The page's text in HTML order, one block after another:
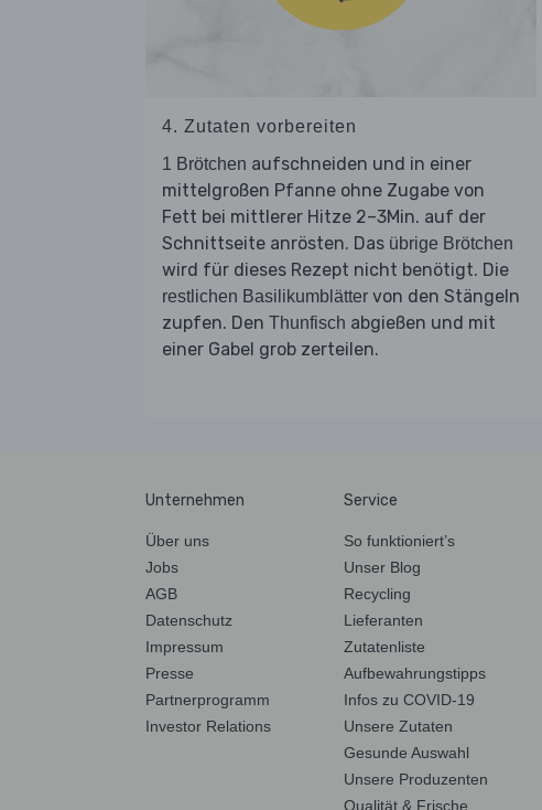
4. Zutaten vorbereiten
1 Brötchen aufschneiden und in einer
mittelgroßen Pfanne ohne Zugabe von
Fett bei mittlerer Hitze 2–3Min. auf der
Schnittseite anrösten. Das übrige Brötchen
wird für dieses Rezept nicht benötigt. Die
restlichen Basilikumblätter von den Stängeln
zupfen. Den Thunfisch abgießen und mit
einer Gabel grob zerteilen.
Unternehmen
Über uns
Jobs
AGB
Datenschutz
Impressum
Presse
Partnerprogramm
Investor Relations
Service
So funktioniert’s
Unser Blog
Recycling
Lieferanten
Zutatenliste
Aufbewahrungstipps
Infos zu COVID-19
Unsere Zutaten
Gesunde Auswahl
Unsere Produzenten
Qualität & Frische